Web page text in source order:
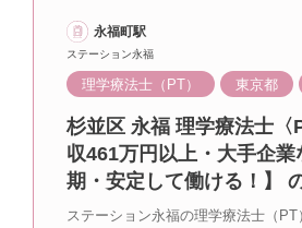
永福町駅
ステーション永福
理学療法士（PT） 東京都
杉並区 永福 理学療法士〈
収461万円以上・大手企
期・安定して働ける！】
ステーション永福の理学療法士（PT